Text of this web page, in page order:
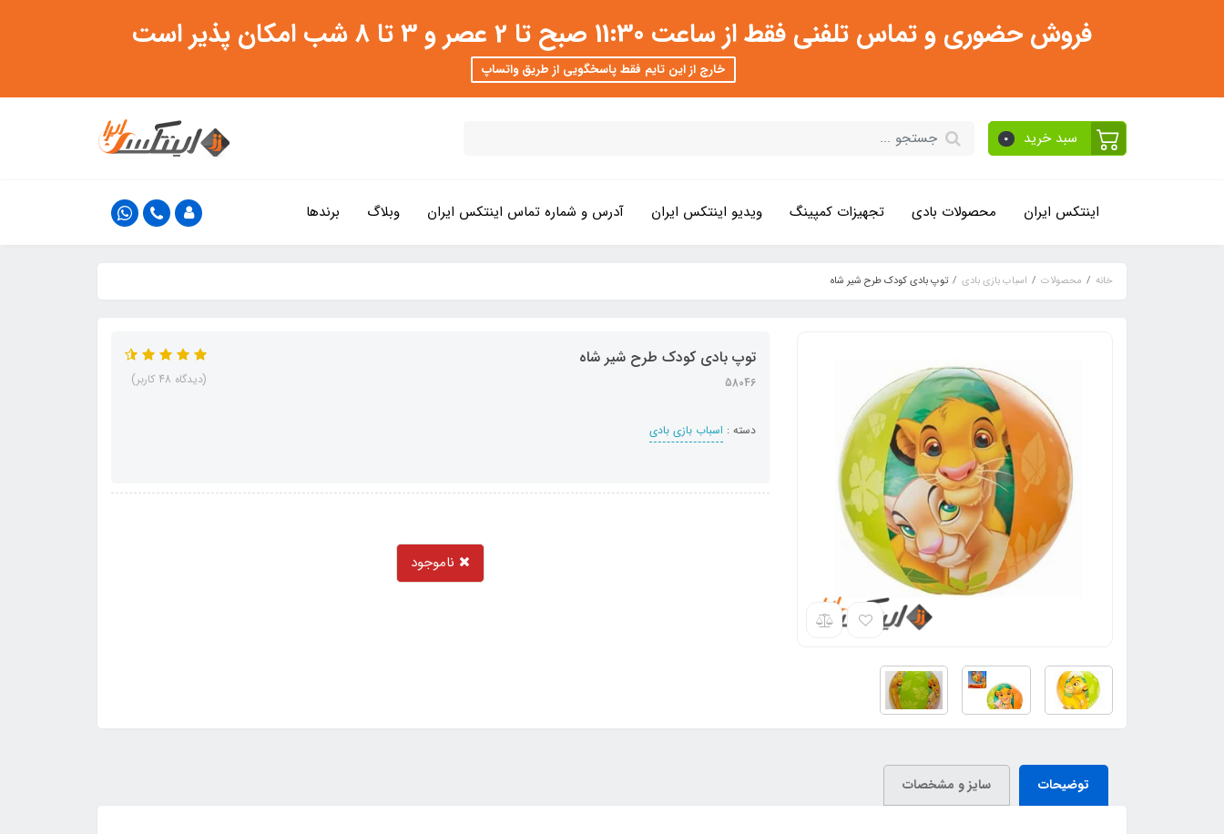
فروش حضوری و تماس تلفنی فقط از ساعت 11:30 صبح تا 2 عصر و 3 تا 8 شب امکان پذیر است
خارج از این تایم فقط پاسخگویی از طریق واتساپ
سبد خرید 0
اینتکس ایران محصولات بادی تجهیزات کمپینگ ویدیو اینتکس ایران آدرس و شماره تماس اینتکس ایران وبلاگ برندها
خانه محصولات اسباب بازی بادی توپ بادی کودک طرح شیر شاه
توپ بادی کودک طرح شیر شاه
58046
دسته : اسباب بازی بادی
(دیدگاه 48 کاربر)
ناموجود
توضیحات سایز و مشخصات